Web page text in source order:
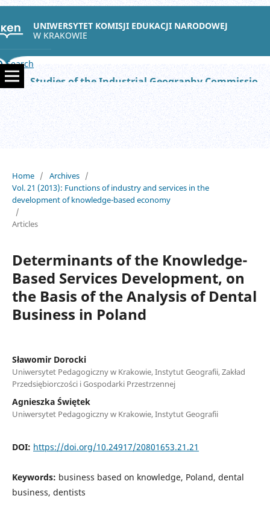
UNIWERSYTET KOMISJI EDUKACJI NARODOWEJ
W KRAKOWIE
Search
Studies of the Industrial Geography Commission of the Polish Geographical Society
Home / Archives /
Vol. 21 (2013): Functions of industry and services in the
development of knowledge-based economy
/
Articles
Determinants of the Knowledge-
Based Services Development, on
the Basis of the Analysis of Dental
Business in Poland
Sławomir Dorocki
Uniwersytet Pedagogiczny w Krakowie, Instytut Geografii, Zakład
Przedsiębiorczości i Gospodarki Przestrzennej
Agnieszka Świętek
Uniwersytet Pedagogiczny w Krakowie, Instytut Geografii
DOI: https://doi.org/10.24917/20801653.21.21
Keywords: business based on knowledge, Poland, dental
business, dentists